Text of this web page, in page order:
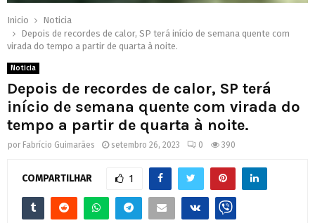
Inicio
Noticia
Depois de recordes de calor, SP terá início de semana quente com
virada do tempo a partir de quarta à noite.
Noticia
Depois de recordes de calor, SP terá
início de semana quente com virada do
tempo a partir de quarta à noite.
por Fabrício Guimarães setembro 26, 2023 0 390
COMPARTILHAR 1